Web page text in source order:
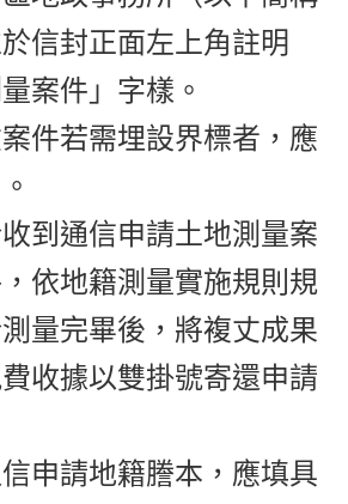
信封正面左上角註明
案件」字樣。
件若需埋設界標者，應
到通信申請土地測量案
依地籍測量實施規則規
量完畢後，將複丈成果
收據以雙掛號寄還申請
申請地籍謄本，應填具